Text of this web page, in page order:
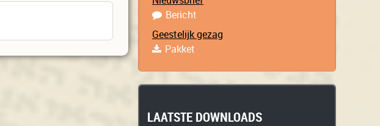
Bericht
Geestelijk gezag
Pakket
LAATSTE DOWNLOADS